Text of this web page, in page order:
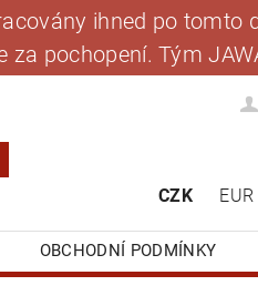
ihned po tomto
za pochopení. Tým
CZK EUR
OBCHODNÍ PODMÍNKY